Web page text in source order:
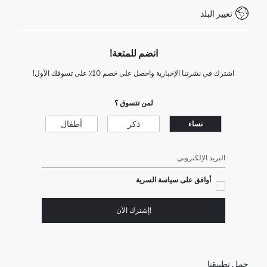
تغيير البلد
انضم للمتعة!
اشترك في نشرتنا الإخبارية واحصل على خصم 10٪ على تسوقك الأول!
لمن تتسوق ؟
نساء ذكر أطفال
البريد الإلكتروني
أوافق على سياسة السرية
!إشترك الآن
حمل تطبيقنا